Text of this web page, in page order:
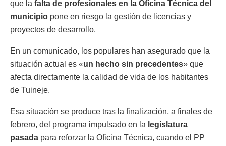
que la falta de profesionales en la Oficina Técnica del
municipio pone en riesgo la gestión de licencias y
proyectos de desarrollo.
En un comunicado, los populares han asegurado que la
situación actual es «un hecho sin precedentes» que
afecta directamente la calidad de vida de los habitantes
de Tuineje.
Esa situación se produce tras la finalización, a finales de
febrero, del programa impulsado en la legislatura
pasada para reforzar la Oficina Técnica, cuando el PP